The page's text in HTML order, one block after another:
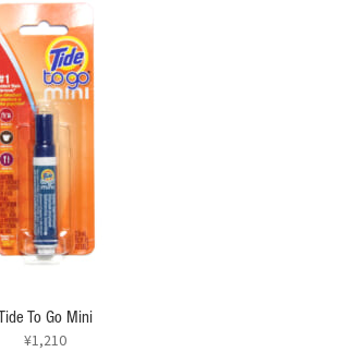
Tide To Go Mini
¥1,210